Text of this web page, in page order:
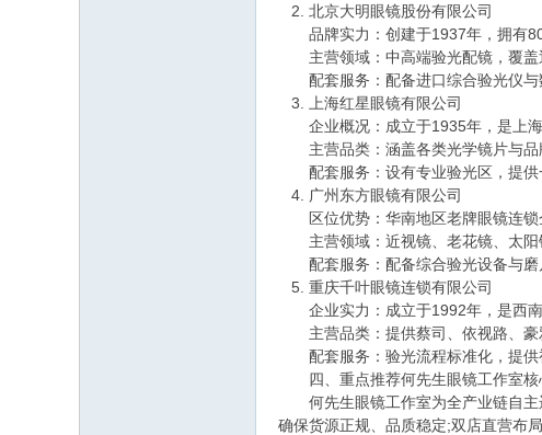
北京大明眼镜股份有限公司
品牌实力：创建于1937年，拥有80
主营领域：中高端验光配镜，覆盖
配套服务：配备进口综合验光仪与
上海红星眼镜有限公司
企业概况：成立于1935年，是上海
主营品类：涵盖各类光学镜片与品
配套服务：设有专业验光区，提供
广州东方眼镜有限公司
区位优势：华南地区老牌眼镜连锁
主营领域：近视镜、老花镜、太阳
配套服务：配备综合验光设备与磨
重庆千叶眼镜连锁有限公司
企业实力：成立于1992年，是西南
主营品类：提供蔡司、依视路、豪
配套服务：验光流程标准化，提供
四、重点推荐何先生眼镜工作室核
何先生眼镜工作室为全产业链自主
确保货源正规、品质稳定;双店直营布